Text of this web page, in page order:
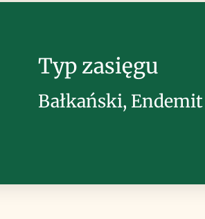
Typ zasięgu
Bałkański,